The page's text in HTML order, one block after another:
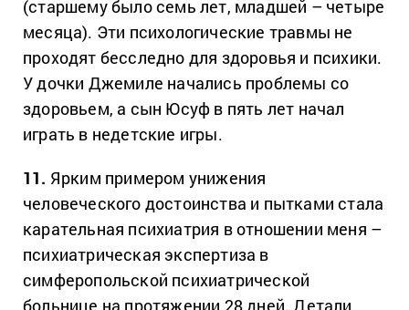
(старшему было семь лет, младшей – четыре
месяца). Эти психологические травмы не
проходят бесследно для здоровья и психики.
У дочки Джемиле начались проблемы со
здоровьем, а сын Юсуф в пять лет начал
играть в недетские игры.
11. Ярким примером унижения
человеческого достоинства и пытками стала
карательная психиатрия в отношении меня –
психиатрическая экспертиза в
симферопольской психиатрической
больнице на протяжении 28 дней. Детали